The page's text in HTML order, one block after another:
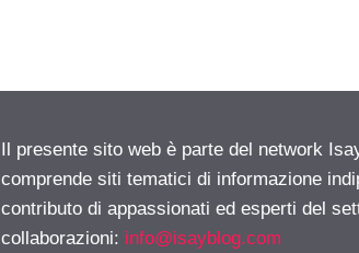
Il presente sito web è parte del network
comprende siti tematici di informazione
contributo di appassionati ed esperti del
collaborazioni: info@isayblog.com